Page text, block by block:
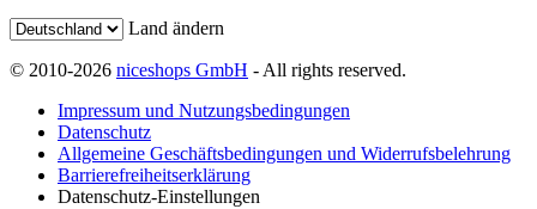
Land ändern
© 2010-2026 niceshops GmbH - All rights reserved.
Impressum und Nutzungsbedingungen
Datenschutz
Allgemeine Geschäftsbedingungen und Widerrufsbelehrung
Barrierefreiheitserklärung
Datenschutz-Einstellungen